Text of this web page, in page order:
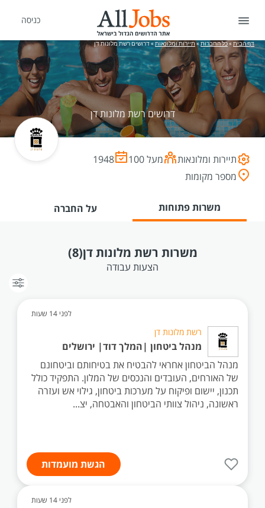
כניסה
דף הבית »כל החברות »תיירות ומלונאות »דרושים רשת מלונות דן
דרושים רשת מלונות דן
תיירות ומלונאות מעל 100
1948
מספר מקומות
משרות פתוחות על החברה
משרות רשת מלונות דן(8)
הצעות עבודה
לפני 14 שעות
רשת מלונות דן
מנהל ביטחון |המלך דוד| ירושלים
מנהל הביטחון אחראי להבטיח את בטיחותם וביטחונם
של האורחים, העובדים והנכסים של המלון. התפקיד כולל
תכנון, יישום ופיקוח על מערכות ביטחון, גילוי אש ועזרה
ראשונה, ניהול צוותי הביטחון והאבטחה, יצ...
הגשת מועמדות
לפני 14 שעות